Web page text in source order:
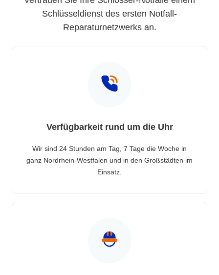
Schlüsseldienst des ersten Notfall-
Reparaturnetzwerks an.
Verfügbarkeit rund um die Uhr
Wir sind 24 Stunden am Tag, 7 Tage die Woche in
ganz Nordrhein-Westfalen und in den Großstädten im
Einsatz.